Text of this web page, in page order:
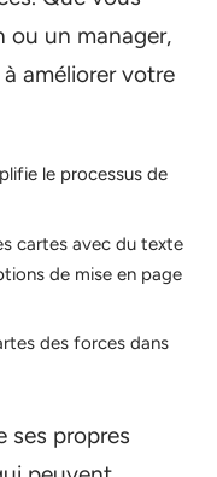
ou un manager,
améliorer votre
le processus de
cartes avec du texte
de mise en page
des forces dans
ses propres